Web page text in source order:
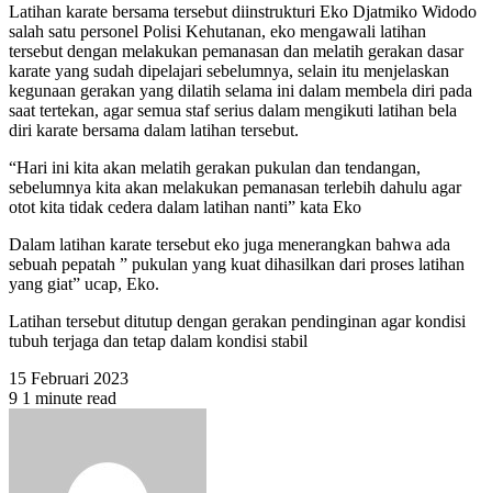
Latihan karate bersama tersebut diinstrukturi Eko Djatmiko Widodo
salah satu personel Polisi Kehutanan, eko mengawali latihan
tersebut dengan melakukan pemanasan dan melatih gerakan dasar
karate yang sudah dipelajari sebelumnya, selain itu menjelaskan
kegunaan gerakan yang dilatih selama ini dalam membela diri pada
saat tertekan, agar semua staf serius dalam mengikuti latihan bela
diri karate bersama dalam latihan tersebut.
“Hari ini kita akan melatih gerakan pukulan dan tendangan,
sebelumnya kita akan melakukan pemanasan terlebih dahulu agar
otot kita tidak cedera dalam latihan nanti” kata Eko
Dalam latihan karate tersebut eko juga menerangkan bahwa ada
sebuah pepatah ” pukulan yang kuat dihasilkan dari proses latihan
yang giat” ucap, Eko.
Latihan tersebut ditutup dengan gerakan pendinginan agar kondisi
tubuh terjaga dan tetap dalam kondisi stabil
15 Februari 2023
9 1 minute read